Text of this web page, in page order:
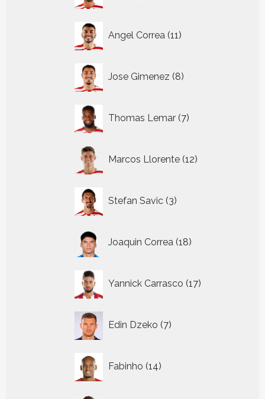
Angel Correa 11
producten
Jose Gimenez 8
producten
Thomas Lemar 7
producten
Marcos Llorente 12
producten
Stefan Savic 3
producten
Joaquin Correa 18
producten
Yannick Carrasco 17
producten
Edin Dzeko 7
producten
Fabinho 14
producten